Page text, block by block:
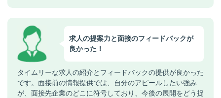
求人の提案力と面接のフィードバックが
良かった！
タイムリーな求人の紹介とフィードバックの提供が良かった
です。面接前の情報提供では、自分のアピールしたい強み
が、面接先企業のどこに符号しており、今後の展開をどう捉